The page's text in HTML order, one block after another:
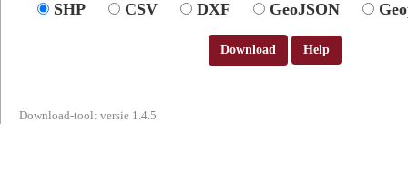
SHP
CSV DXF GeoJSON
Download Help
Download-tool: versie 1.4.5